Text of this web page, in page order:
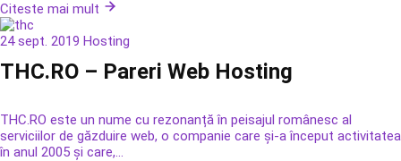
Citeste mai mult
24 sept. 2019 Hosting
THC.RO – Pareri Web Hosting
THC.RO este un nume cu rezonanță în peisajul românesc al
serviciilor de găzduire web, o companie care și-a început activitatea
în anul 2005 și care,...